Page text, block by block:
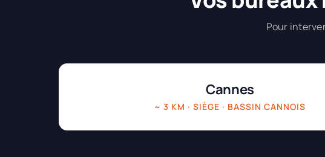
Pour
Cannes
~ 3 KM · SIÈGE · BASSIN CANNOIS